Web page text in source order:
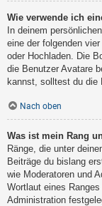
Wie verwende ich
In deinem
eine der folgenden
oder Hochladen. Die
die Benutzer Avatare
kannst, solltest du die
Nach oben
Was ist mein Rang
Ränge, die unter
Beiträge du bislang
wie Moderatoren und
Wortlaut eines
Administration